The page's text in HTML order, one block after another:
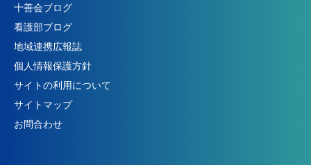
十善会ブログ
看護部ブログ
地域連携広報誌
個人情報保護方針
サイトの利用について
サイトマップ
お問合わせ